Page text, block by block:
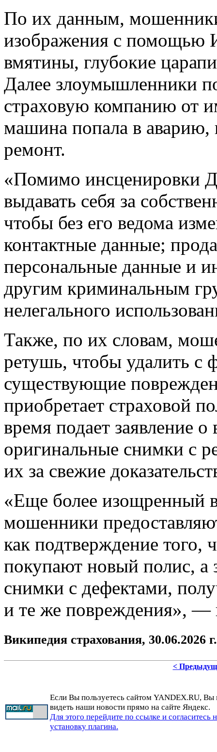
По их данным,
изображения с помощью
вмятины, глубокие
Далее злоумышленники
страховую компанию от
машина попала в аварию,
ремонт.
«Помимо инсценировки
выдавать себя за
чтобы без его ведома
контактные данные;
персональные данные и
другим криминальным
нелегального
Также, по их словам,
ретушь, чтобы удалить с
существующие
приобретает страховой
время подает заявление
оригинальные снимки с
их за свежие
«Еще более изощренный
мошенники
как подтверждение того,
покупают новый полис, а
снимки с дефектами,
и те же повреждения», —
Википедия страхования, 30.06.2026 г.
<
Если Вы пользуетесь сайтом YANDEX.RU, Вы
видеть наши новости прямо на сайте Яндекс.
Для этого перейдите по ссылке и согласитесь
установку плагина.